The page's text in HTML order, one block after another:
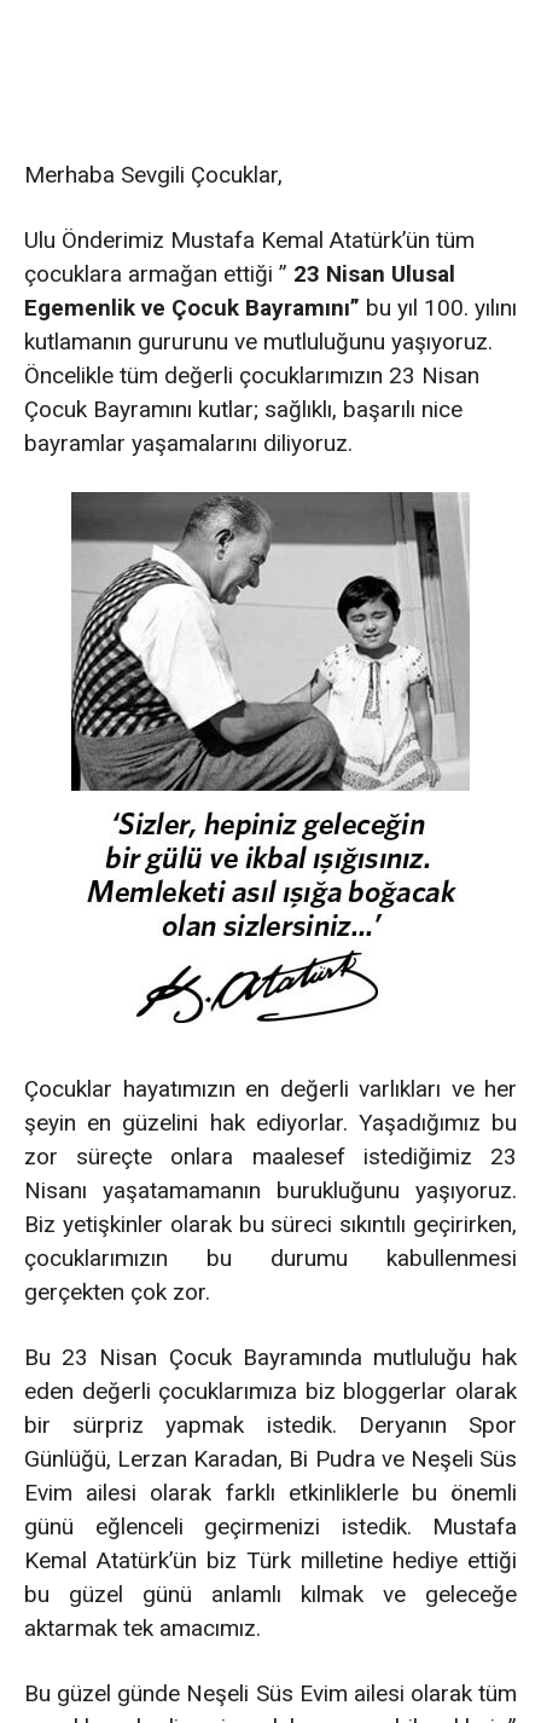
Merhaba Sevgili Çocuklar,
Ulu Önderimiz Mustafa Kemal Atatürk’ün tüm
çocuklara armağan ettiği ” 23 Nisan Ulusal
Egemenlik ve Çocuk Bayramını” bu yıl 100. yılını
kutlamanın gururunu ve mutluluğunu yaşıyoruz.
Öncelikle tüm değerli çocuklarımızın 23 Nisan
Çocuk Bayramını kutlar; sağlıklı, başarılı nice
bayramlar yaşamalarını diliyoruz.
Çocuklar hayatımızın en değerli varlıkları ve her
şeyin en güzelini hak ediyorlar. Yaşadığımız bu
zor süreçte onlara maalesef istediğimiz 23
Nisanı yaşatamamanın burukluğunu yaşıyoruz.
Biz yetişkinler olarak bu süreci sıkıntılı geçirirken,
çocuklarımızın bu durumu kabullenmesi
gerçekten çok zor.
Bu 23 Nisan Çocuk Bayramında mutluluğu hak
eden değerli çocuklarımıza biz bloggerlar olarak
bir sürpriz yapmak istedik. Deryanın Spor
Günlüğü, Lerzan Karadan, Bi Pudra ve Neşeli Süs
Evim ailesi olarak farklı etkinliklerle bu önemli
günü eğlenceli geçirmenizi istedik. Mustafa
Kemal Atatürk’ün biz Türk milletine hediye ettiği
bu güzel günü anlamlı kılmak ve geleceğe
aktarmak tek amacımız.
Bu güzel günde Neşeli Süs Evim ailesi olarak tüm